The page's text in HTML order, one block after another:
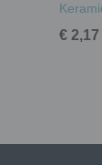
€ 2,17